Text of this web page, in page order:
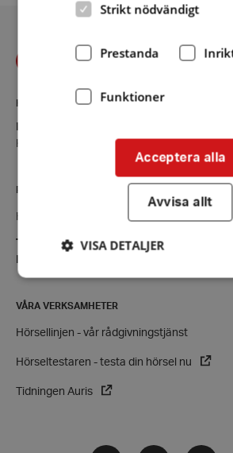
Hörselskadades Riksförbund (HRF)
Tel:
08-457 55 00 (växel)
VÅRA VERKSAMHETER
Hörsellinjen - vår rådgivningstjänst
Hörseltestaren - testa din hörsel nu
Tidningen Auris
Strikt nödvändigt
Prestanda
Funktioner
Acceptera alla
Avvisa allt
VISA DETALJER
Strikt nödvändigt
Funktioner
Strikt nödvändiga kakor tillåter
och kontohantering. Webbplatsen kan